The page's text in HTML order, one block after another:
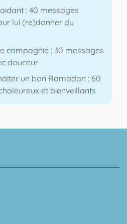
: 40 messages
lui (re)donner du
compagnie : 30 messages
douceur
un bon Ramadan : 60
et bienveillants